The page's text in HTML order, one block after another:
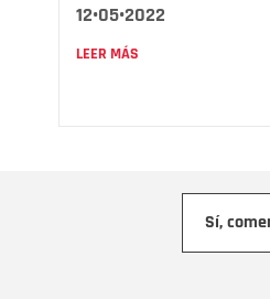
12•05•2022
LEER MÁS
Sí,